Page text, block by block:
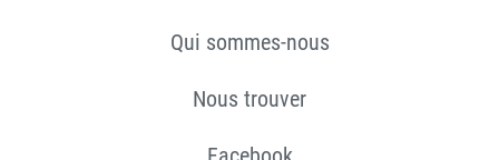
Qui sommes-nous
Nous trouver